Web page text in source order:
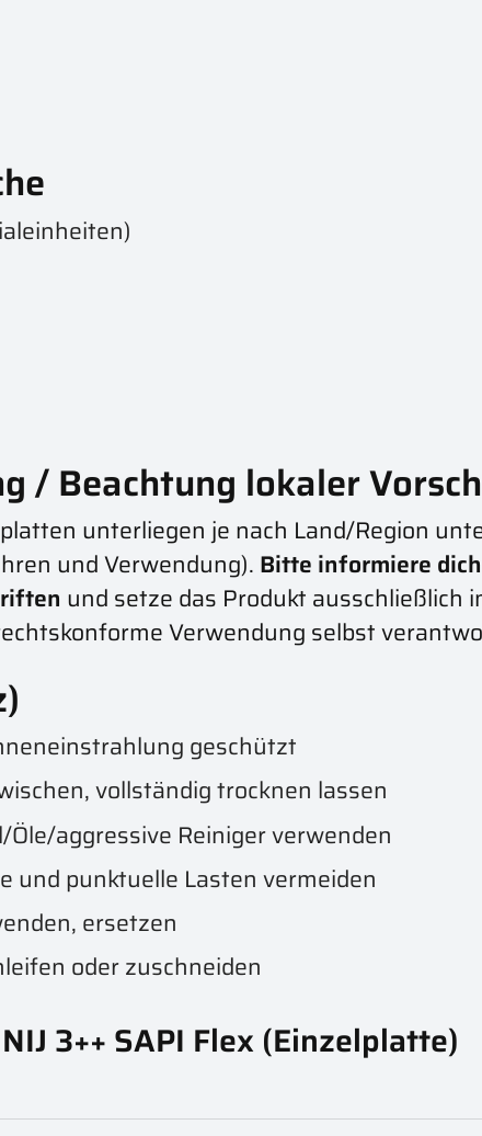
/ Beachtung lokaler
unterliegen je nach Land/Region
und Verwendung). Bitte informiere
und setze das Produkt ausschließlich
Verwendung selbst
geschützt
vollständig trocknen lassen
aggressive Reiniger verwenden
und punktuelle Lasten vermeiden
ersetzen
oder zuschneiden
3++ SAPI Flex (Einzelplatte)